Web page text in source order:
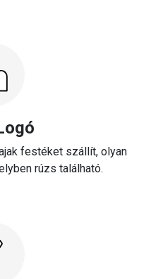
festéket szállít, olyan
rúzs található.